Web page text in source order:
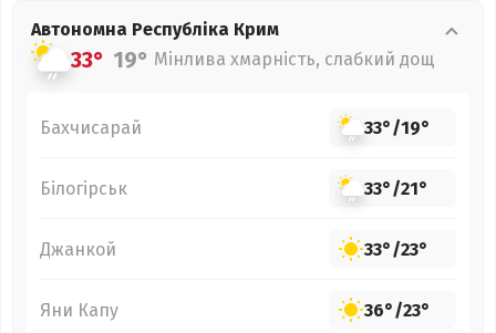
Автономна Республіка Крим
33° 19° Мінлива хмарність, слабкий дощ
Бахчисарай 33°/19°
Білогірськ 33°/21°
Джанкой 33°/23°
Яни Капу 36°/23°